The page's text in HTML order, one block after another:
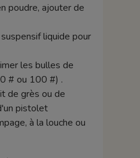
poudre, ajouter de
liquide pour
les bulles de
# ou 100 #) .
de grès ou de
pistolet
à la louche ou